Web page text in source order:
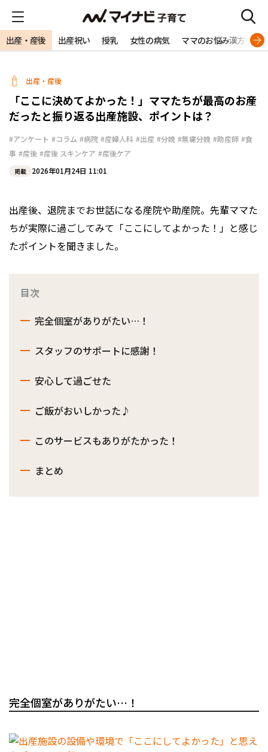
出産・産後 出産祝い 授乳 女性の病気 ママのお悩み漢方相談
出産・産後
「ここに決めてよかった！」ママたちが最高のお産
だったと振り返る出産施設、ポイントは？
#アンケート #コラム #病院 #産婦人科 #出産 #分娩 #無痛分娩 #助産師 #食
事 #産後 #産後 スキンケア #産後ケア
掲載 2026年01月24日 11:01
出産後、退院までお世話になる産院や助産院。先輩ママた
ちが実際に過ごしてみて「ここにしてよかった！」と感じ
たポイントを聞きました。
目次
完全個室がありがたい…！
スタッフのサポートに感謝！
安心して過ごせた
ご飯がおいしかった♪
このサービスもありがたかった！
まとめ
完全個室がありがたい…！